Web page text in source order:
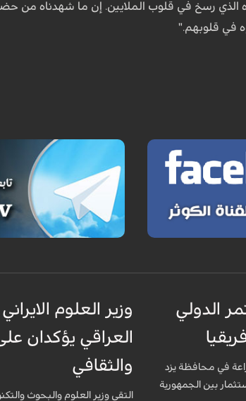
الذي رسخ في قلوب الملايين. إن ما شهدناه
في قلوبهم."
الدولي
في محافظة يزد
بين الجمهورية
وزير العلوم
العراقي يؤكدان
والثقافي
التقى وزير العلوم والبحوث